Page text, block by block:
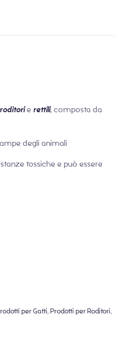
roditorie rettili, composta da
degli animali
tossiche e può essere
per Gatti, Prodotti per Roditori,